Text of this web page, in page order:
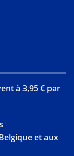
à 3,95 € par
et aux